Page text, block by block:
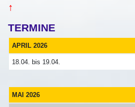
↑
TERMINE
APRIL 2026
18.04. bis 19.04.
MAI 2026